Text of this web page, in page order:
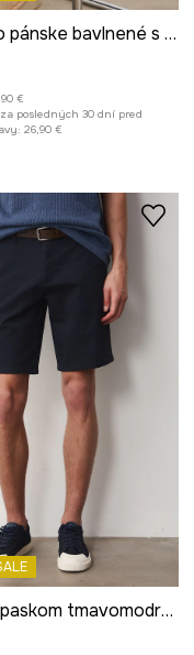
Polo tričko pánske bavlnené s elastanom
€
posledných 30 dní pred
26,90 €
Šortky s opaskom tmavomodrá farba